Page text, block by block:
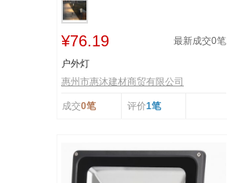
¥76.19 最新成交0笔
户外灯
惠州市惠沐建材商贸有限公司
成交0笔 评价1笔